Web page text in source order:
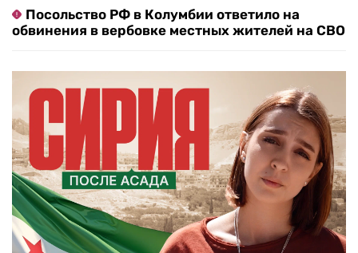
Посольство РФ в Колумбии ответило на
обвинения в вербовке местных жителей на СВО